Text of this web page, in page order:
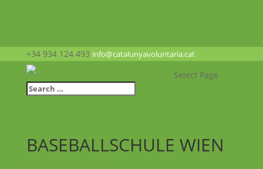
+34 934 124 493 info@catalunyavoluntaria.cat
Select Page
BASEBALLSCHULE WIEN